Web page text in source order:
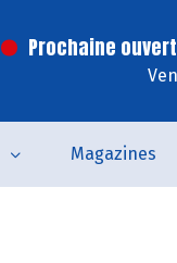
Prochaine
Magazines